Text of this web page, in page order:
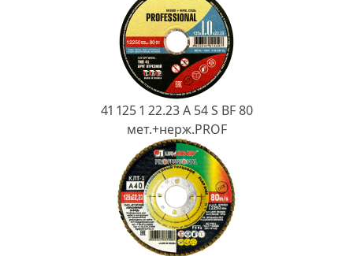
41 125 1 22.23 A 54 S BF 80
мет.+нерж.PROF